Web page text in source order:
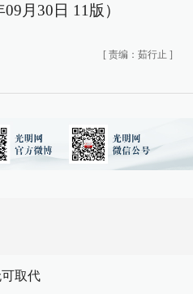
月30日 11版）
[ 责编：茹行止 ]
取代